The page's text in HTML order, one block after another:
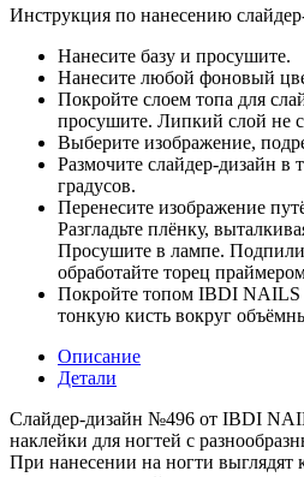
Инструкция по нанесению
Нанесите базу и просушите.
Нанесите любой фоновый
Покройте слоем топа для
просушите. Липкий слой не
Выберите изображение,
Размочите слайдер-дизайн в
градусов.
Перенесите изображение
Разгладьте плёнку,
Просушите в лампе.
обработайте торец
Покройте топом IBDI NAILS
тонкую кисть вокруг
Описание
Детали
Слайдер-дизайн №496 от IBDI
наклейки для ногтей с
При нанесении на ногти выглядят